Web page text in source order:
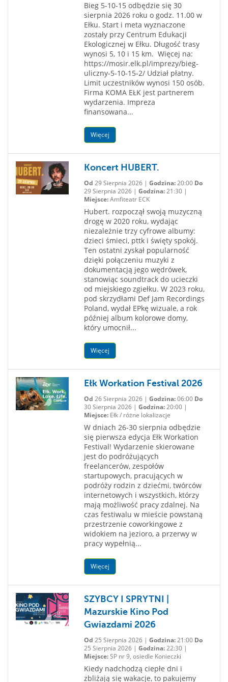
Bieg 5-10-15 odbędzie się 30
sierpnia 2026 roku o godz. 11.00 w
Ełku. Start i meta wyznaczone
zostały przy Centrum Edukacji
Ekologicznej w Ełku. Długość trasy
wynosi 5, 10 i 15 km. Więcej na:
https://mosir.elk.pl/imprezy/bieg-
uliczny-5-10-15-2/ Udział płatny.
Limit uczestników wynosi 150 osób.
Firma KOMA EŁK jest partnerem
wydarzenia. Impreza
finansowana...
Więcej
Koncert HUBERT.
Od 29 Sierpnia 2026 | Godzina:20:00 Do
29 Sierpnia 2026 | Godzina:21:30 |
Miejsce:Amfiteatr ECK
Hubert. rozpoczął swoją muzyczną
drogę w 2020 roku, wydając
niezależnie trzy cyfrowe albumy:
dzieci śmieci, pttk i święty spokój.
Ten ostatni zyskał popularność
dzięki połączeniu muzyki z
dokumentacją jego wędrówek,
stanowiąc soundtrack do ucieczki
od miejskiego zgiełku. W 2023 roku,
pod skrzydłami Def Jam Recordings
Poland, wydał EPkę wizuale, a rok
później album kolorowe domy,
który umocnił...
Więcej
Ełk Workation Festival 2026
Od 26 Sierpnia 2026 | Godzina:06:00 Do
30 Sierpnia 2026 | Godzina:20:00 |
Miejsce:Ełk / różne lokalizacje
W dniach 26-30 sierpnia odbędzie
się pierwsza edycja Ełk Workation
Festival! Wydarzenie skierowane
jest do podróżujących
freelancerów, zespołów
startupowych, pracujących w
podróży rodzin z dziećmi, twórców
internetowych i wszystkich, którzy
mają możliwość pracy zdalnej. Na
czas festiwalu w mieście powstaną
przestrzenie coworkingowe z
widokiem na jezioro, a przerwy w
pracy wypełnią...
Więcej
SZYBCY I SPRYTNI |
Mazurskie Kino Pod
Gwiazdami 2026
Od 25 Sierpnia 2026 | Godzina:21:00 Do
25 Sierpnia 2026 | Godzina:22:30 |
Miejsce:SP nr 9, osiedle Konieczki
Kiedy nadchodzą ciepłe dni i
zbliżają się wakacje, to pakujemy